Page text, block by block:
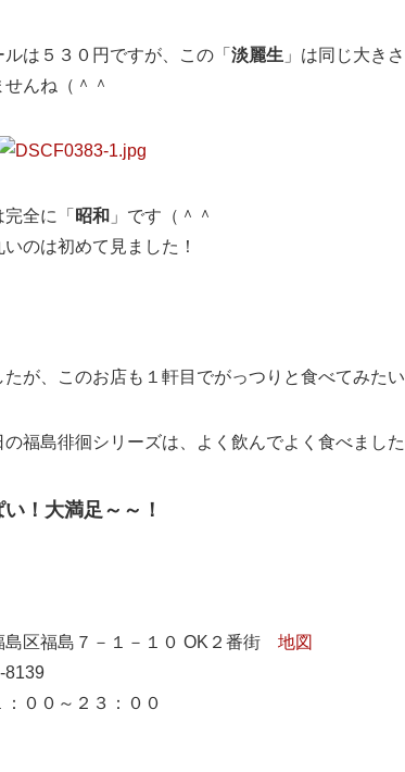
は５３０円ですが、この「 淡麗生 」は同じ大き
んね（＾＾
全に「 昭和 」です（＾＾
のは初めて見ました！
が、このお店も１軒目でがっつりと食べてみた
福島徘徊シリーズは、よく飲んでよく食べました
！大満足～～！
区福島７－１－１０ OK２番街 地図
００～２３：００